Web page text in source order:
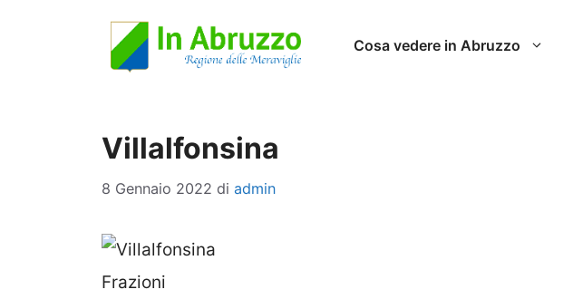
Cosa vedere in Abruzzo
Villalfonsina
8 Gennaio 2022 di admin
Frazioni